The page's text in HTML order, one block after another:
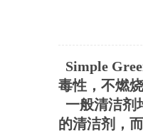
Simple
毒性，不燃
一般清洁剂
的清洁剂，